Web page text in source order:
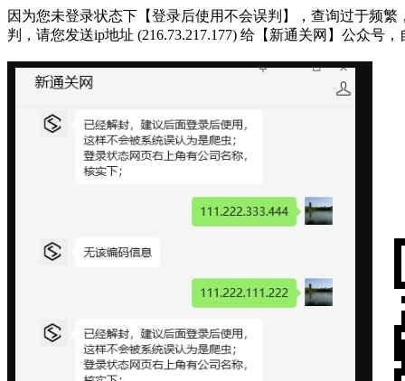
因为您未登录状态下【登录后使用不会误判】，查询过于频繁
判，请您发送ip地址 (216.73.217.177) 给【新通关网】公众号